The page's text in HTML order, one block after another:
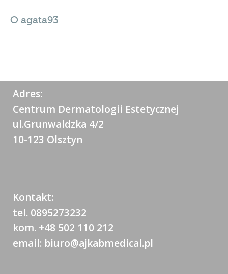
O agata93
Adres:
Centrum Dermatologii Estetycznej
ul.Grunwaldzka 4/2
10-123 Olsztyn
Kontakt:
tel. 0895273232
kom. +48 502 110 212
email: biuro@ajkabmedical.pl